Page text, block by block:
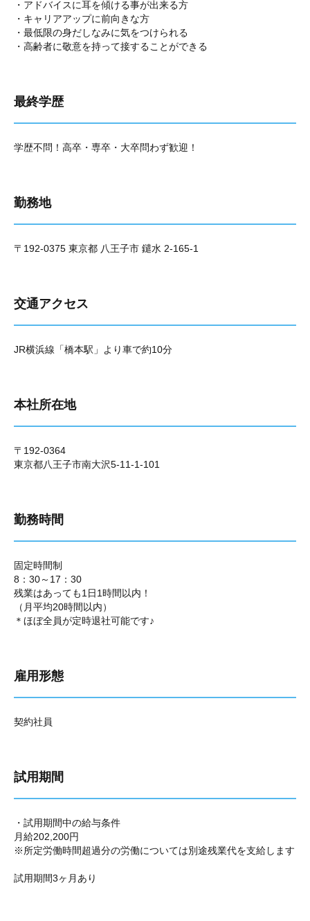
・アドバイスに耳を傾ける事が出来る方
・キャリアアップに前向きな方
・最低限の身だしなみに気をつけられる
・高齢者に敬意を持って接することができる
最終学歴
学歴不問！高卒・専卒・大卒問わず歓迎！
勤務地
〒192-0375 東京都 八王子市 鑓水 2-165-1
交通アクセス
JR横浜線「橋本駅」より車で約10分
本社所在地
〒192-0364
東京都八王子市南大沢5-11-1-101
勤務時間
固定時間制
8：30～17：30
残業はあっても1日1時間以内！
（月平均20時間以内）
＊ほぼ全員が定時退社可能です♪
雇用形態
契約社員
試用期間
・試用期間中の給与条件
月給202,200円
※所定労働時間超過分の労働については別途残業代を支給します
試用期間3ヶ月あり